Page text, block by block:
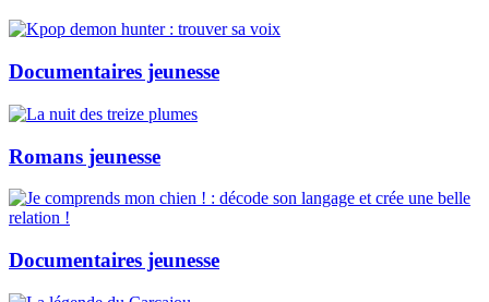
Documentaires jeunesse
Romans jeunesse
Documentaires jeunesse